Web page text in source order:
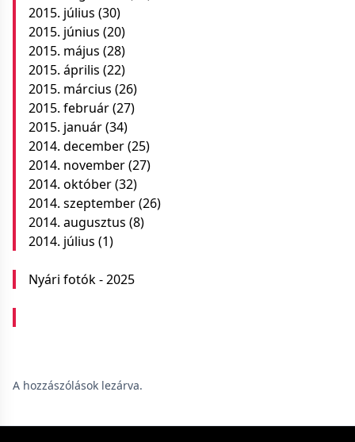
2015. július (30)
2015. június (20)
2015. május (28)
2015. április (22)
2015. március (26)
2015. február(27)
2015. január(34)
2014. december(25)
2014. november(27)
2014. október(32)
2014. szeptember(26)
2014. augusztus (8)
2014. július (1)
Nyári fotók - 2025
A hozzászólások lezárva.